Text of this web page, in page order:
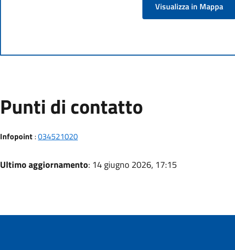
Visualizza in Mappa
Punti di contatto
Infopoint:034521020
Ultimo aggiornamento: 14 giugno 2026, 17:15